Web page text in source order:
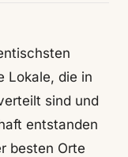
Lokale, die in
sind und
entstanden
besten Orte